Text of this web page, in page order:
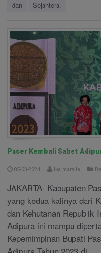
dan Sejahtera.
Paser Kembali Sabet
05-03-2024 Ika marsila
JAKARTA- Kabupaten
yang kedua kalinya dari
dan Kehutanan Republik
Adipura ini mampu
Kepemimpinan Bupati